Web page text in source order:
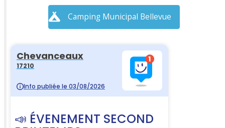
Camping Municipal Bellevue